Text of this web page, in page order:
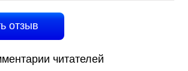
отзыв
читателей